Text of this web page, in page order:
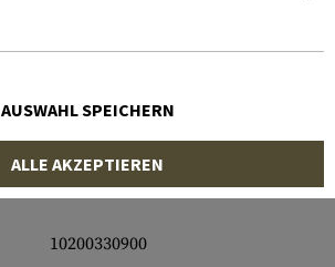
10200330900
AUSWAHL SPEICHERN
ALLE AKZEPTIEREN